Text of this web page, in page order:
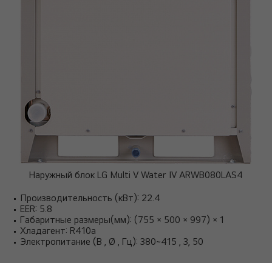
Наружный блок LG Multi V Water IV ARWB080LAS4
Производительность (кВт): 22.4
EER: 5.8
Габаритные размеры(мм): (755 × 500 × 997) × 1
Хладагент: R410a
Электропитание (В , Ø , Гц): 380~415 , 3, 50